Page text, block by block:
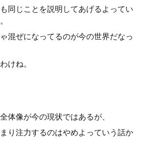
同じことを説明してあげるよってい
混ぜになってるのが今の世界だなっ
けね。
体像が今の現状ではあるが、
り注力するのはやめよっていう話か